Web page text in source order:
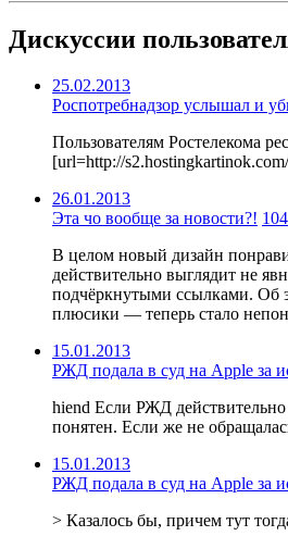
Дискуссии
25.02.2013
Роспотребнадзор услышал и
Пользователям Ростелекома
[url=http://
26.01.2013
Эта чо вообще за новости?! 104
В целом новый дизайн
действительно выглядит не
подчёркнутыми ссылками. Об
плюсики — теперь стало
15.01.2013
РЖД подала в суд на Apple за
hiend Если РЖД действительно
понятен. Если же не
15.01.2013
РЖД подала в суд на Apple за
> Казалось бы, причем тут